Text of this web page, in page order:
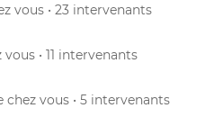
vous • 23 intervenants
vous • 11 intervenants
chez vous • 5 intervenants